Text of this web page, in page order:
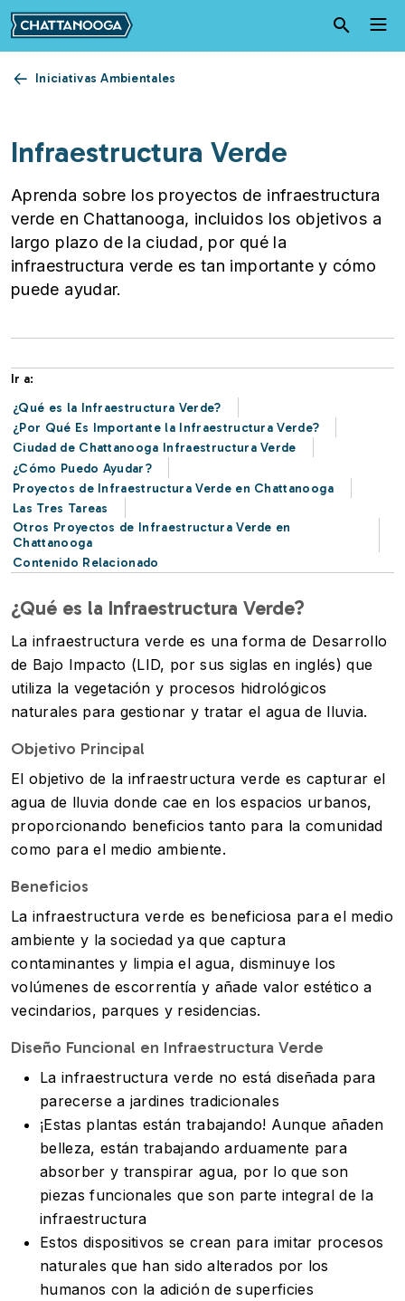
Pasar al contenido principal
Iniciativas Ambientales
Infraestructura Verde
Aprenda sobre los proyectos de infraestructura
verde en Chattanooga, incluidos los objetivos a
largo plazo de la ciudad, por qué la
infraestructura verde es tan importante y cómo
puede ayudar.
Ir a:
¿Qué es la Infraestructura Verde?
¿Por Qué Es Importante la Infraestructura Verde?
Ciudad de Chattanooga Infraestructura Verde
¿Cómo Puedo Ayudar?
Proyectos de Infraestructura Verde en Chattanooga
Las Tres Tareas
Otros Proyectos de Infraestructura Verde en
Chattanooga
Contenido Relacionado
¿Qué es la Infraestructura Verde?
La infraestructura verde es una forma de Desarrollo
de Bajo Impacto (LID, por sus siglas en inglés) que
utiliza la vegetación y procesos hidrológicos
naturales para gestionar y tratar el agua de lluvia.
Objetivo Principal
El objetivo de la infraestructura verde es capturar el
agua de lluvia donde cae en los espacios urbanos,
proporcionando beneficios tanto para la comunidad
como para el medio ambiente.
Beneficios
La infraestructura verde es beneficiosa para el medio
ambiente y la sociedad ya que captura
contaminantes y limpia el agua, disminuye los
volúmenes de escorrentía y añade valor estético a
vecindarios, parques y residencias.
Diseño Funcional en Infraestructura Verde
La infraestructura verde no está diseñada para
parecerse a jardines tradicionales
¡Estas plantas están trabajando! Aunque añaden
belleza, están trabajando arduamente para
absorber y transpirar agua, por lo que son
piezas funcionales que son parte integral de la
infraestructura
Estos dispositivos se crean para imitar procesos
naturales que han sido alterados por los
humanos con la adición de superficies